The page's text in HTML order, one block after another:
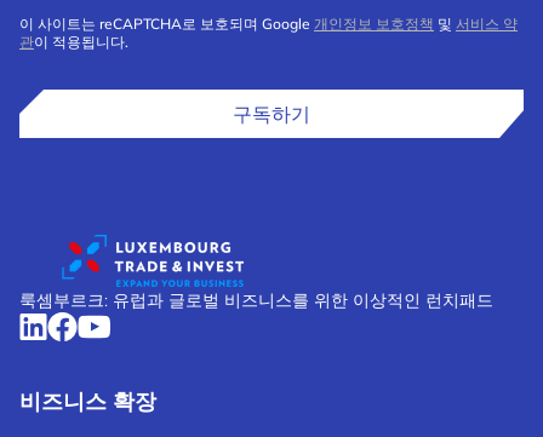
이 사이트는 reCAPTCHA로 보호되며 Google 개인정보 보호정책 및 서비스 약
관이 적용됩니다.
구독하기
룩셈부르크: 유럽과 글로벌 비즈니스를 위한 이상적인 런치패드
비즈니스 확장